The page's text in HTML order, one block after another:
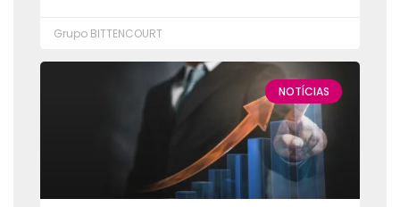
Grupo BITTENCOURT
NOTÍCIAS